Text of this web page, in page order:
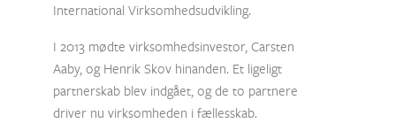
International Virksomhedsudvikling.
I 2013 mødte virksomhedsinvestor, Carsten
Aaby, og Henrik Skov hinanden. Et ligeligt
partnerskab blev indgået, og de to partnere
driver nu virksomheden i fællesskab.